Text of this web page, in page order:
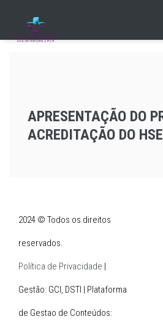
main
APRESENTAÇÃO DO
ACREDITAÇÃO DO
2024 © Todos os direitos
reservados.
Política de Privacidade |
Gestão: GCI, DSTI | Plataforma
de Gestao de Conteúdos: